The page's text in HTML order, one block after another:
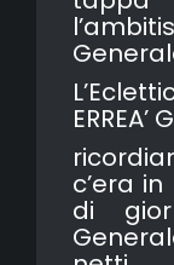
ERREA’
c’era
di